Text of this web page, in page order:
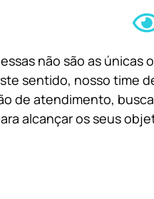
não são as
sentido, nosso time
de atendimento,
alcançar os seus